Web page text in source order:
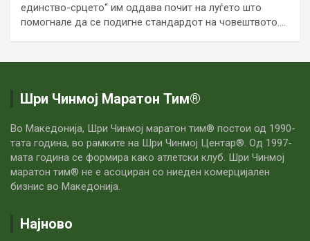
единство-срцето“ им оддава почит на луѓето што
помогнале да се подигне стандардот на човештвото.…
Шри Чинмој Маратон Тим®
Во Македонија, Шри Чинмој маратон тим® постои од 1990-
тата година, во рамките на Шри Чинмој Центар®. Од 1997-
мата година се формира како атлетски клуб. Шри Чинмој
маратон тим® не е асоциран со ниеден комерцијален
бизнис во Македонија.
Најново